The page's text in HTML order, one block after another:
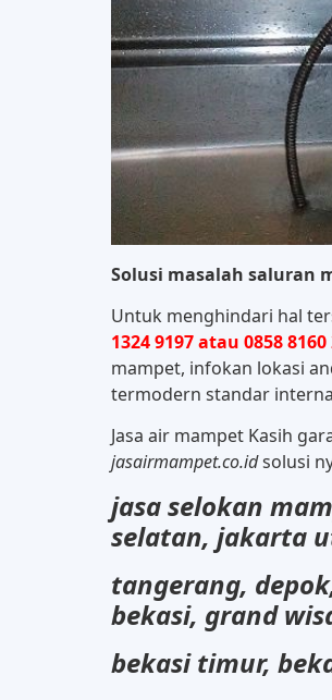
Solusi masalah saluran
Untuk menghindari hal
1324 9197 atau 0858 8160
mampet, infokan lokasi
termodern standar
Jasa air mampet Kasih
jasairmampet.co.idsolusi
jasa selokan
selatan, jakarta
tangerang,
bekasi, grand
bekasi timur,